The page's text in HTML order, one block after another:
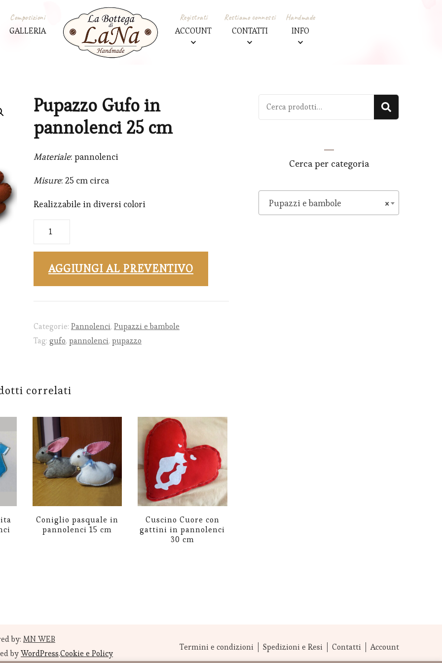
Composizioni
GALLERIA
Registrati
ACCOUNT
Restiamo connessi
CONTATTI
Handmade
INFO
Pupazzo Gufo in
pannolenci 25 cm
Materiale: pannolenci
Misure: 25 cm circa
Realizzabile in diversi colori
Pupazzo
Gufo
pannolenci
quantità
AGGIUNGI AL PREVENTIVO
Categorie: Pannolenci, Pupazzi e bambole
Tag: gufo, pannolenci, pupazzo
correlati
Coniglio pasquale in
pannolenci 15 cm
possono
Cuscino Cuore con
gattini in pannolenci
30 cm
Cerca:
Cerca per categoria
×
Pupazzi e bambole
by: MN WEB
byWordPress.Cookie e Policy
Termini e condizioni Spedizioni e Resi Contatti Account